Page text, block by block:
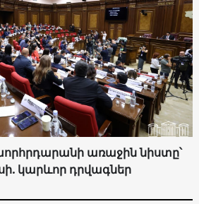
առաջին նիստը՝
կարևոր դրվագներ